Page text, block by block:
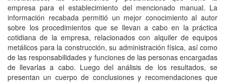
empresa para el establecimiento del mencionado manual. La
información recabada permitió un mejor conocimiento al autor
sobre los procedimientos que se llevan a cabo en la práctica
cotidiana de la empresa, relacionados con alquiler de equipos
metálicos para la construcción, su administración física, así como
de las responsabilidades y funciones de las personas encargadas
de llevarlas a cabo. Luego del análisis de los resultados, se
presentan un cuerpo de conclusiones y recomendaciones que